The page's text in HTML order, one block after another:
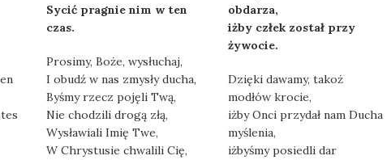
Sycić pragnie nim w ten
czas.
Prosimy, Boże, wysłuchaj,
I obudź w nas zmysły ducha,
Byśmy rzecz pojęli Twą,
Nie chodzili drogą złą,
Wysławiali Imię Twe,
W Chrystusie chwalili Cię,
obdarza,
iżby człek został przy
żywocie.
Dzięki dawamy, takoż
modłów krocie,
iżby Onci przydał nam Ducha
myślenia,
iżbyśmy posiedli dar